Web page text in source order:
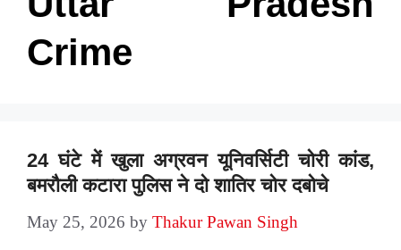
Crime
24 घंटे में खुला अग्रवन यूनिवर्सिटी चोरी कांड,
बमरौली कटारा पुलिस ने दो शातिर चोर दबोचे
May 25, 2026 by Thakur Pawan Singh